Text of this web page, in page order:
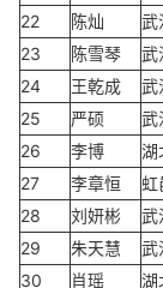
22
陈灿 武
23
陈雪琴 武
24
王乾成 武
25
严硕 武
26
李博 湖
27
李章恒 虹
28
刘妍彬 武
29
朱天慧 武
30
肖瑶 湖